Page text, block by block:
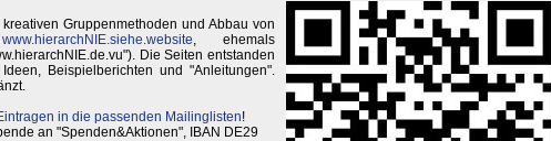
Gruppenmethoden und Abbau von
www.hierarchNIE.siehe.website, ehemals
Die Seiten entstanden
Beispielberichten und "Anleitungen".
in die passenden Mailinglisten!
an "Spenden&Aktionen", IBAN DE29